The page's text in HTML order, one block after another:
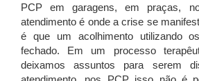
PCP em garagens, em praças,
atendimento é onde a crise se
é que um acolhimento utilizando
fechado. Em um processo
deixamos assuntos para serem